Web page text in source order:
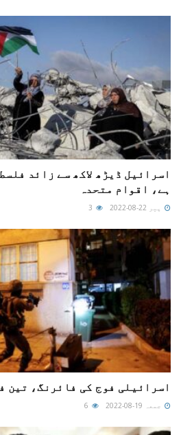
اسرائیل ڈیڑھ لاکھ سے زائد
ہے، اقوام متحدہ
پیر 22-08-2022
اسرائیلی فوج کی فائرنگ، تین
جمعہ 19-08-2022